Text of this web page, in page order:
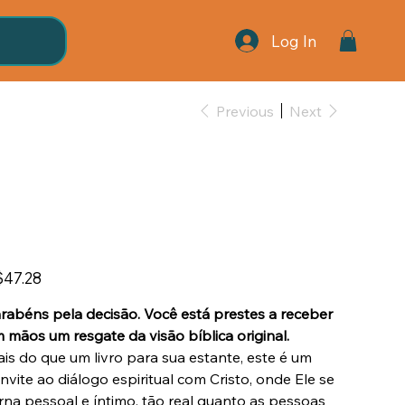
Log In
Previous Next
pela decisão. Você está prestes a receber
mãos um resgate da visão bíblica original.
do que um livro para sua estante, este é um
ao diálogo espiritual com Cristo, onde Ele se
pessoal e íntimo, tão real quanto as pessoas